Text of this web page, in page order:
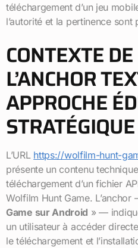
téléchargement d’un jeu
l’autorité et la pertinence sont
CONTEXTE DE
L’ANCHOR
APPROCHE
STRATÉGIQUE
L’URL https://wolfilm-hunt-
présente un contenu
téléchargement d’un fichier
Wolfilm Hunt Game. L’anchor
Game sur Android » —
un utilisateur à accéder
le téléchargement et